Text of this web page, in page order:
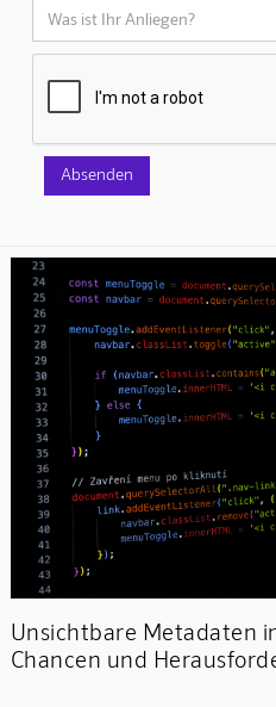
Unsichtbare Metadaten
Chancen und